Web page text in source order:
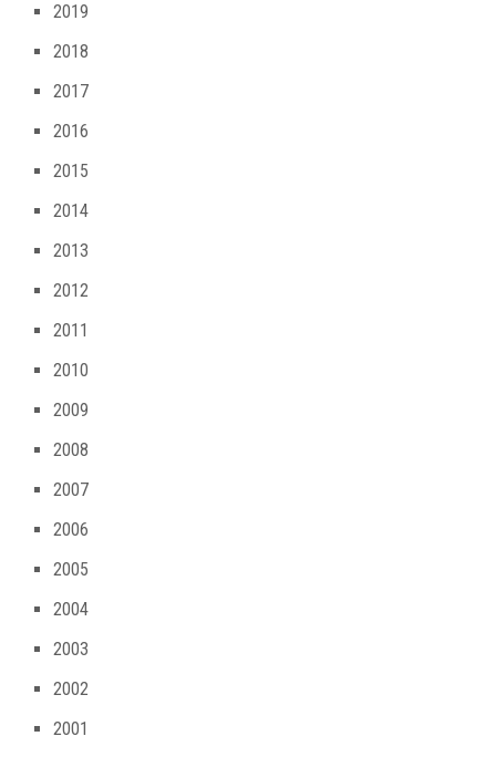
2019
2018
2017
2016
2015
2014
2013
2012
2011
2010
2009
2008
2007
2006
2005
2004
2003
2002
2001